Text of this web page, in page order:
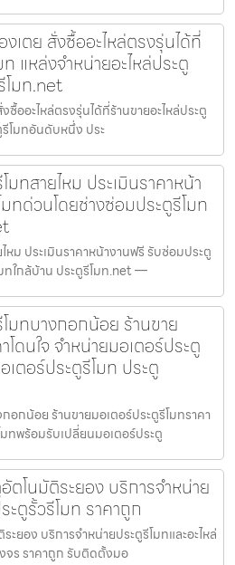
เตย สั่งซื้ออะไหล่ตรงรุ่นได้ที่
แหล่งจำหน่ายอะไหล่ประตู
มท.net
ออะไหล่ตรงรุ่นได้ที่ร้านขายอะไหล่ประตู
รีโมทอันดับหนึ่ง ประ
ทสายไหม ประเมินราคาหน้า
ทด่วนโดยช่างซ่อมประตูรีโมท
หม ประเมินราคาหน้างานฟรี รับซ่อมประตู
ทใกล้บ้าน ประตูรีโมท.net —
มทบางกอกน้อย ร้านขาย
ดนใจ จำหน่ายมอเตอร์ประตู
ตอร์ประตูรีโมท ประตู
อกน้อย ร้านขายมอเตอร์ประตูรีโมทราคา
ทพร้อมรับเปลี่ยนมอเตอร์ประตู
โนมัติระยอง บริการจำหน่าย
ะตูรั้วรีโมท ราคาถูก
ยอง บริการจำหน่ายประตูรีโมทและอะไหล่
ร ราคาถูก รับติดตั้งมอ